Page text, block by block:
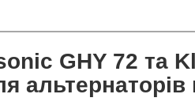
GHY 72 та